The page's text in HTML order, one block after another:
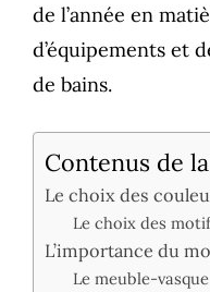
de l’année en
d’équipements et
de bains.
Contenus de
Le choix des
Le choix des
L’importance du
Le meuble-vasque